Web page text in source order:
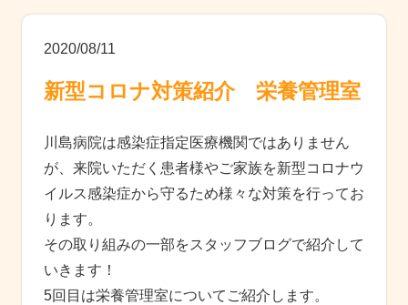
2020/08/11
新型コロナ対策紹介 栄養管理室
川島病院は感染症指定医療機関ではありません
が、来院いただく患者様やご家族を新型コロナウ
イルス感染症から守るため様々な対策を行ってお
ります。
その取り組みの一部をスタッフブログで紹介して
いきます！
5回目は栄養管理室についてご紹介します。